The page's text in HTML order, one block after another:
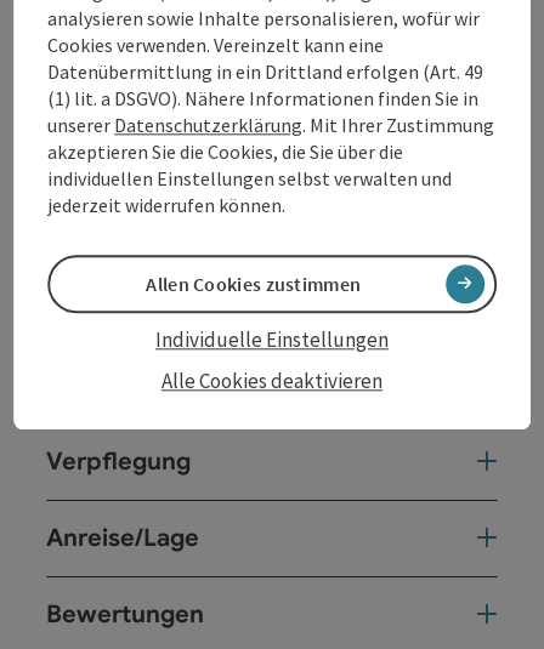
Radeln, zum Angeln oder einen Spieleabend.
Kontakt
Ausstattung
Verpflegung
Anreise/Lage
Bewertungen
analysieren sowie Inhalte personalisieren, wofür wir
Cookies verwenden. Vereinzelt kann eine
Datenübermittlung in ein Drittland erfolgen (Art. 49
(1) lit. a DSGVO). Nähere Informationen finden Sie in
unserer Datenschutzerklärung. Mit Ihrer Zustimmung
akzeptieren Sie die Cookies, die Sie über die
individuellen Einstellungen selbst verwalten und
jederzeit widerrufen können.
Alle Cookies deaktivieren
Individuelle Einstellungen
Allen Cookies zustimmen